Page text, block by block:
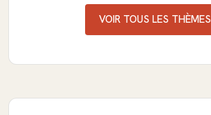
VOIR TOUS LES THÈMES